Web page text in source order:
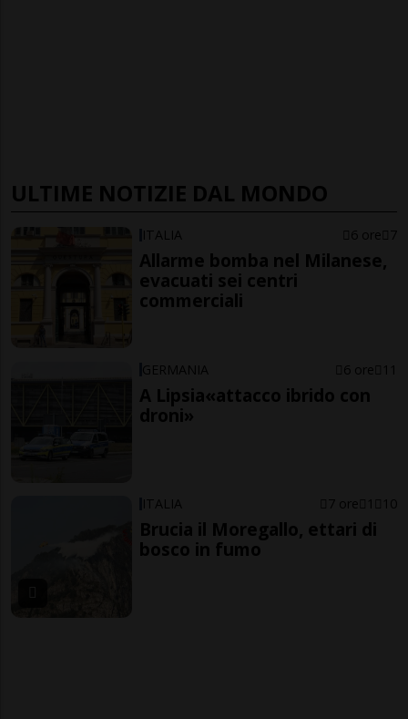
ULTIME NOTIZIE DAL MONDO
ITALIA 6 ore 7
Allarme bomba nel Milanese,
evacuati sei centri
commerciali
GERMANIA 6 ore 11
A Lipsia«attacco ibrido con
droni»
ITALIA 7 ore 1 10
Brucia il Moregallo, ettari di
bosco in fumo